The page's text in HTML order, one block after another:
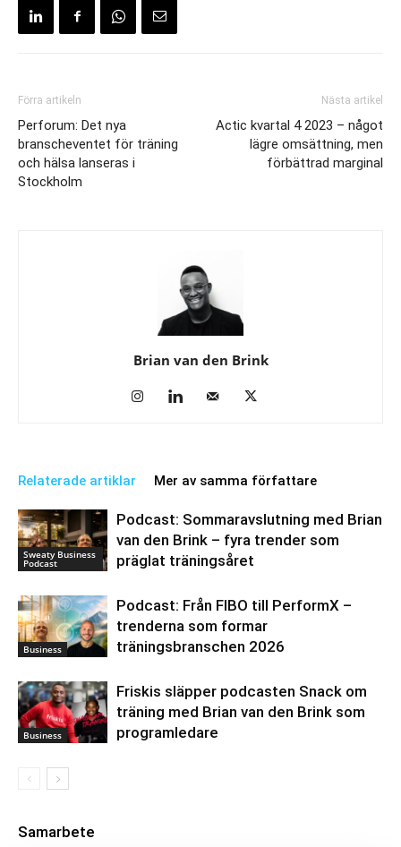
Förra artikeln
Perforum: Det nya
branscheventet för träning
och hälsa lanseras i
Stockholm
Nästa artikel
Actic kvartal 4 2023 – något
lägre omsättning, men
förbättrad marginal
Brian van den Brink
Relaterade artiklar Mer av samma författare
Sweaty Business
Podcast
Podcast: Sommaravslutning med Brian
van den Brink – fyra trender som
präglat träningsåret
Business
Podcast: Från FIBO till PerformX –
trenderna som formar
träningsbranschen 2026
Business
Friskis släpper podcasten Snack om
träning med Brian van den Brink som
programledare
Samarbete